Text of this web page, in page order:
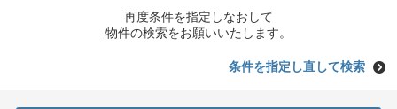
再度条件を指定しなおして
物件の検索をお願いいたします。
条件を指定し直して検索